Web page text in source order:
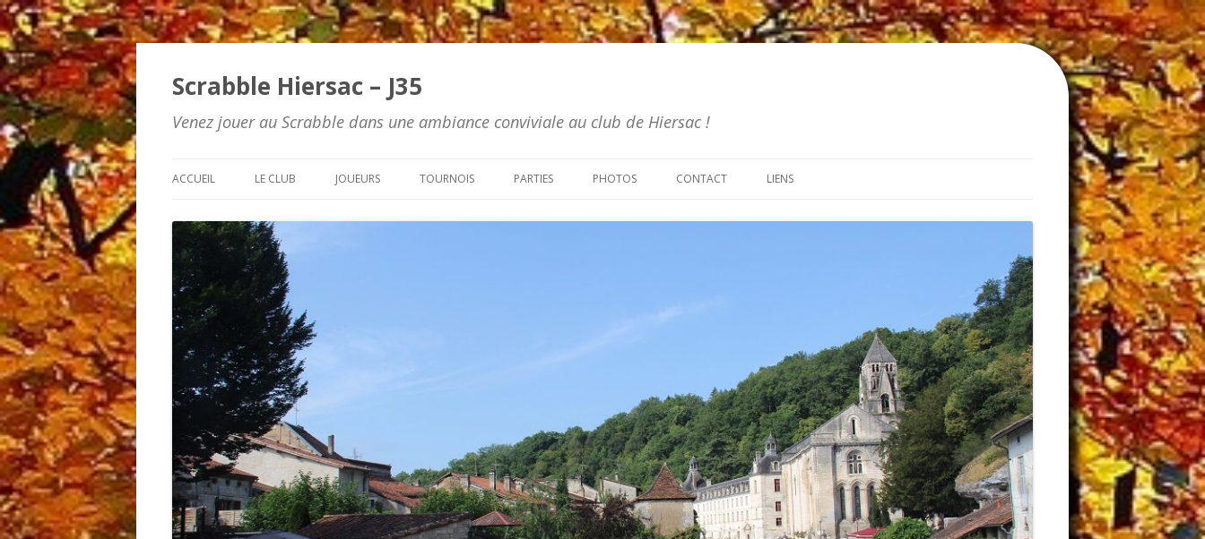
Scrabble Hiersac – J35
Venez jouer au Scrabble dans une ambiance conviviale au club de Hiersac !
ACCUEIL LE CLUB JOUEURS TOURNOIS PARTIES PHOTOS CONTACT LIENS